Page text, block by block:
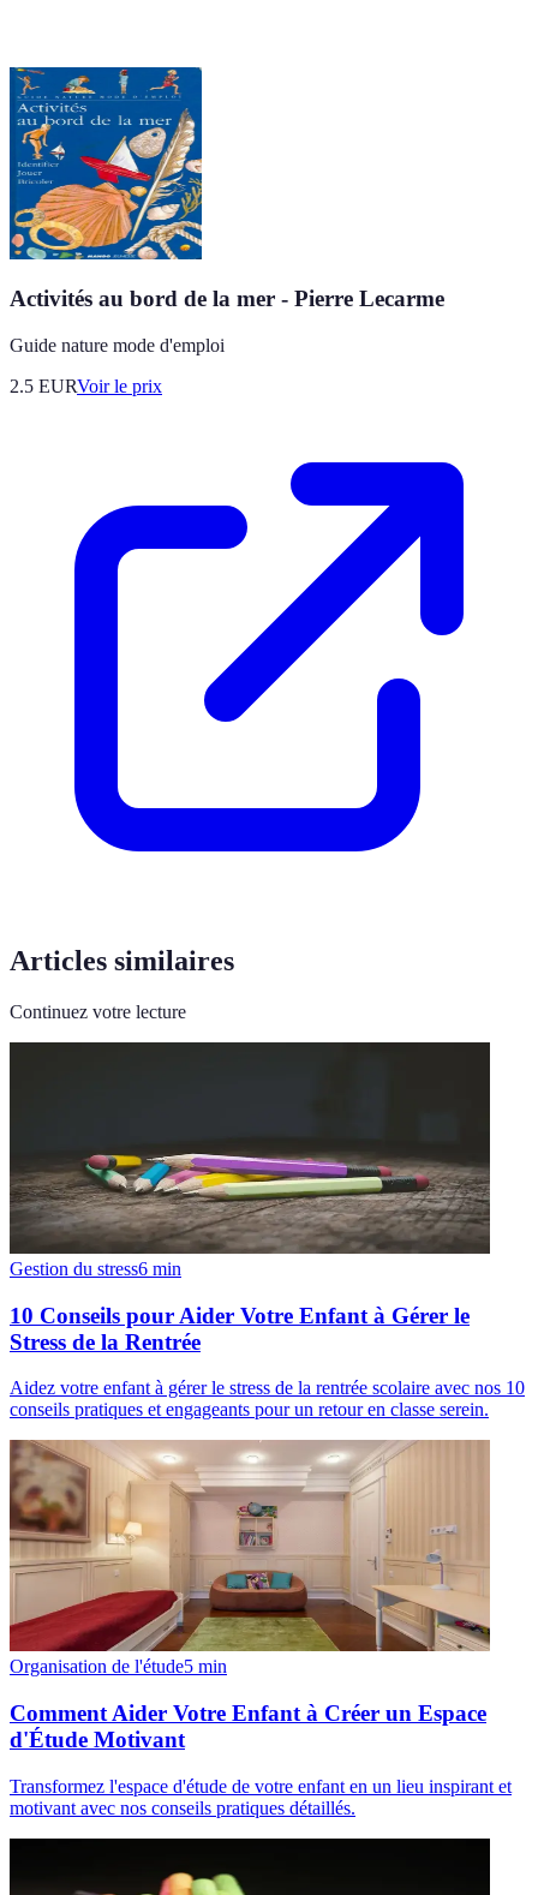
Activités au bord de la mer - Pierre Lecarme
Guide nature mode d'emploi
2.5 EURVoir le prix
Articles similaires
Continuez votre lecture
Gestion du stress6 min
10 Conseils pour Aider Votre Enfant à Gérer le
Stress de la Rentrée
Aidez votre enfant à gérer le stress de la rentrée scolaire avec nos 10
conseils pratiques et engageants pour un retour en classe serein.
Organisation de l'étude5 min
Comment Aider Votre Enfant à Créer un Espace
d'Étude Motivant
Transformez l'espace d'étude de votre enfant en un lieu inspirant et
motivant avec nos conseils pratiques détaillés.